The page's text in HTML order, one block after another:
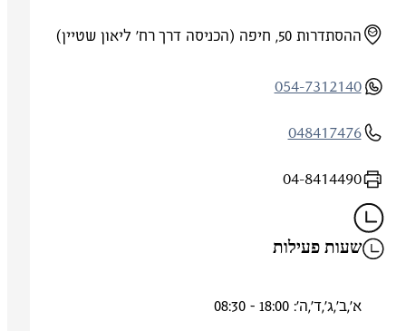
ההסתדרות 50, חיפה (הכניסה דרך רח' ליאון שטיין)
054-7312140
048417476
04-8414490
שעות פעילות
א',ב',ג',ד',ה': 18:00 - 08:30